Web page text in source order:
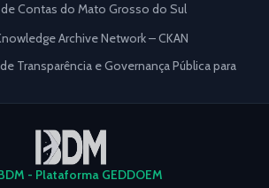
Contas do Mato Grosso do Sul
Archive Network – CKAN
Transparência e Governança Pública para
- Plataforma GEDDOEM